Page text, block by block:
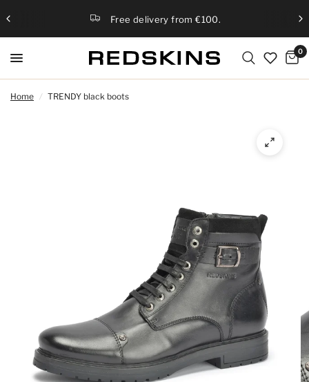
Free delivery from €100.
0
Home / TRENDY black boots